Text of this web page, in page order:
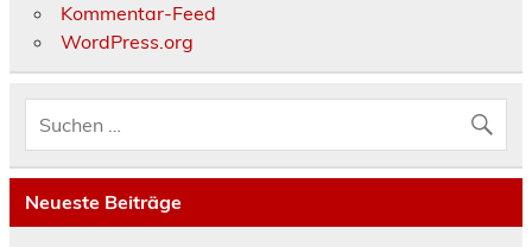
Kommentar-Feed
WordPress.org
Neueste Beiträge